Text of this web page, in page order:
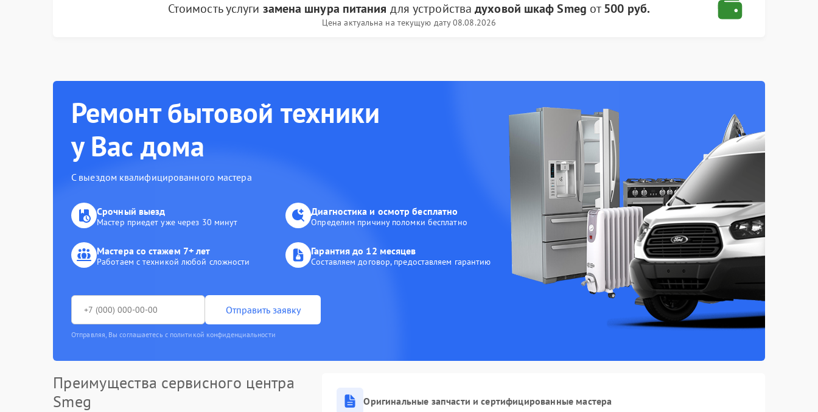
Стоимость услуги замена шнура питания для устройствадуховой шкаф Smeg от500 руб.
Цена актуальна на текущую дату 08.08.2026
Ремонт бытовой техники
у Вас дома
С выездом квалифицированного мастера
Срочный выезд
Мастер приедет уже через 30 минут
Диагностика и осмотр бесплатно
Определим причину поломки бесплатно
Мастера со стажем 7+ лет
Работаем с техникой любой сложности
Гарантия до 12 месяцев
Составляем договор, предоставляем гарантию
Отправить заявку
Отправляя, Вы соглашаетесь с политикой конфиденциальности
Преимущества сервисного центра
Smeg
Оригинальные запчасти и сертифицированные мастера